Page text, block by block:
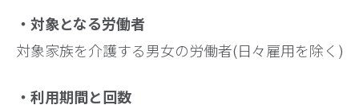
・対象となる労働者
対象家族を介護する男女の労働者(日々雇用を除く)
・利用期間と回数